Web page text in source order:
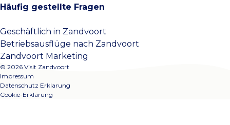
Häufig gestellte Fragen
Geschäftlich in Zandvoort
Betriebsausflüge nach Zandvoort
Zandvoort Marketing
© 2026 Visit Zandvoort
Impressum
Datenschutz Erklarung
Cookie-Erklärung